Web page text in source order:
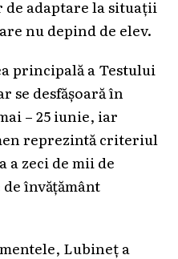
adaptare la situații
nu depind de elev.
principală a Testului
desfășoară în
– 25 iunie, iar
reprezintă criteriul
a zeci de mii de
învățământ
Lubineț a